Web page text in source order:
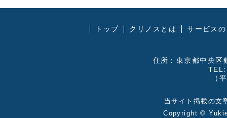
トップ クリノスとは サービス
住所：東京都中央
（
当サイト掲載の文
Copyright ©